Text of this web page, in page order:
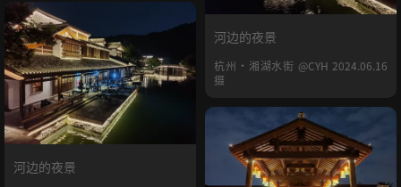
河边的夜景
杭州·湘湖水街 @CYH 2024.06.16
摄
河边的夜景